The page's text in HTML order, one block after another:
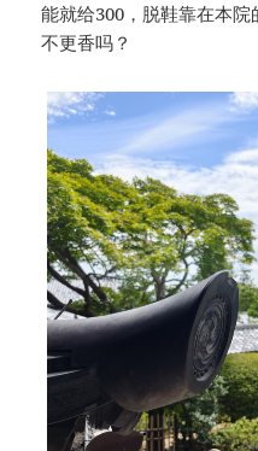
能就给300，脱鞋靠在本
不更香吗？